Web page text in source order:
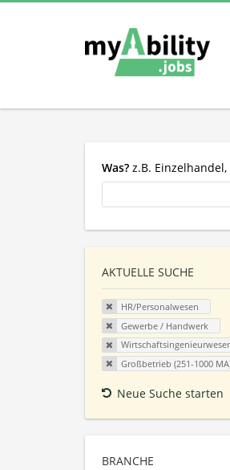
Was? z.B.
AKTUELLE SUCHE
HR/Personalwesen
Gewerbe / Handwerk
Großbetrieb (251-1000
Neue Suche starten
BRANCHE